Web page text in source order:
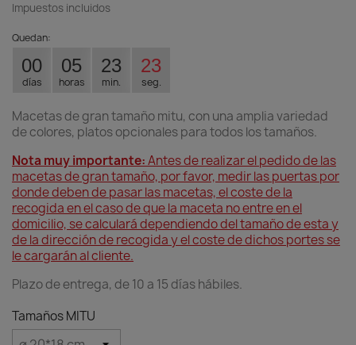
Impuestos incluidos
Quedan:
00
días
05
horas
23
min.
22
seg.
Macetas de gran tamaño mitu, con una amplia variedad
de colores, platos opcionales para todos los tamaños.
Nota muy importante:Antes de realizar el pedido de las
macetas de gran tamaño, por favor, medir las puertas por
donde deben de pasar las macetas, el coste de la
recogidaen el caso de que la maceta no entre en el
domicilio, se calculará dependiendo del tamaño de esta y
de la dirección de recogida y el coste de dichos portes se
le cargarán al cliente.
Plazo de entrega, de 10 a 15 días hábiles.
Tamaños MITU